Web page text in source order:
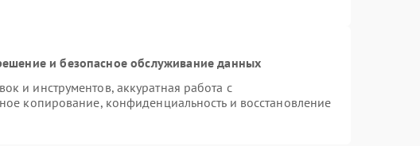
и безопасное обслуживание данных
и инструментов, аккуратная работа с
копирование, конфиденциальность и восстановление